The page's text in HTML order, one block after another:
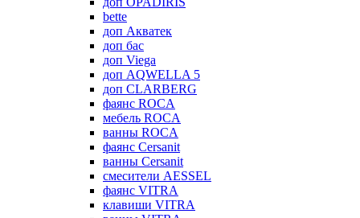
bette
доп Акватек
доп бас
доп Viega
доп AQWELLA 5
доп CLARBERG
фаянс ROCA
мебель ROCA
ванны ROCA
фаянс Cersanit
ванны Cersanit
смесители AESSEL
фаянс VITRA
клавиши VITRA